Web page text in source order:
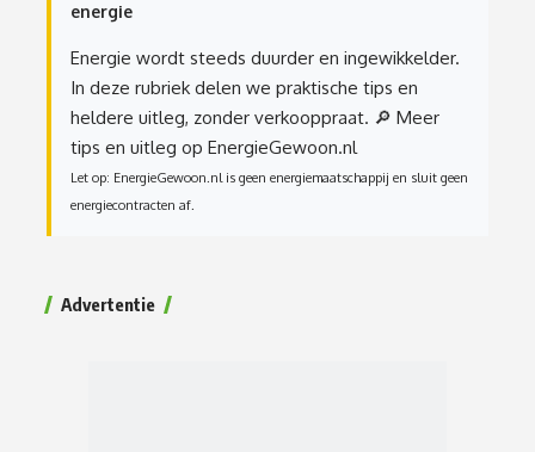
energie
Energie wordt steeds duurder en ingewikkelder.
In deze rubriek delen we praktische tips en
heldere uitleg, zonder verkooppraat. 🔎 Meer
tips en uitleg op EnergieGewoon.nl
Let op: EnergieGewoon.nl is geen energiemaatschappij en sluit geen
energiecontracten af.
Advertentie